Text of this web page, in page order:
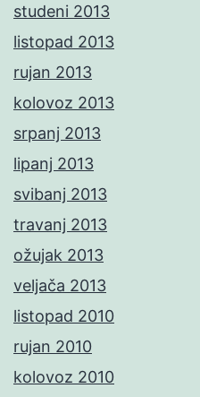
studeni 2013
listopad 2013
rujan 2013
kolovoz 2013
srpanj 2013
lipanj 2013
svibanj 2013
travanj 2013
ožujak 2013
veljača 2013
listopad 2010
rujan 2010
kolovoz 2010